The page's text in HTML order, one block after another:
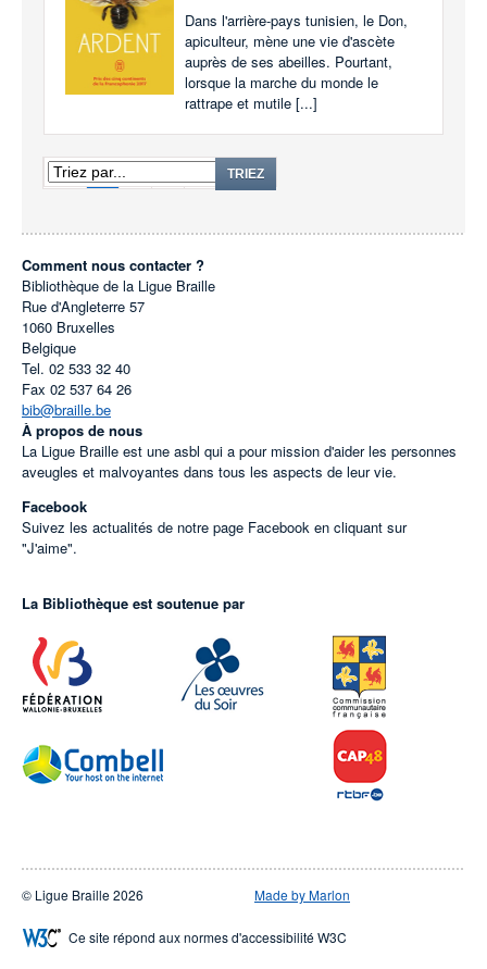
Dans l'arrière-pays tunisien, le Don,
apiculteur, mène une vie d'ascète
auprès de ses abeilles. Pourtant,
lorsque la marche du monde le
rattrape et mutile [...]
1 TRIEZ
Comment nous contacter ?
Bibliothèque de la Ligue Braille
Rue d'Angleterre 57
1060 Bruxelles
Belgique
Tel. 02 533 32 40
Fax 02 537 64 26
bib@braille.be
À propos de nous
La Ligue Braille est une asbl qui a pour mission d'aider les personnes
aveugles et malvoyantes dans tous les aspects de leur vie.
Facebook
Suivez les actualités de notre page Facebook en cliquant sur
"J'aime".
La Bibliothèque est soutenue par
© Ligue Braille 2026 Made by Marlon
Ce site répond aux normes d'accessibilité W3C